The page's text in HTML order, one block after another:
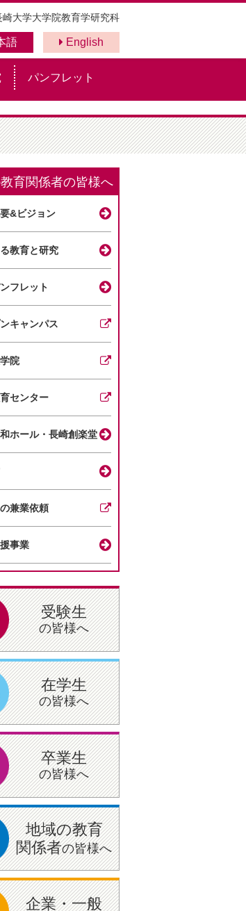
崎大学大学院教育学研究科
語 English
パンフレット
育関係者の皆様へ
&ビジョン
教育と研究
フレット
キャンパス
院
センター
ホール・長崎創楽堂
兼業依頼
事業
受験生
の皆様へ
在学生
の皆様へ
卒業生
の皆様へ
地域の教育
関係者の皆様へ
企業・一般